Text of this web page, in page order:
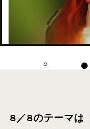
8／8のテーマは